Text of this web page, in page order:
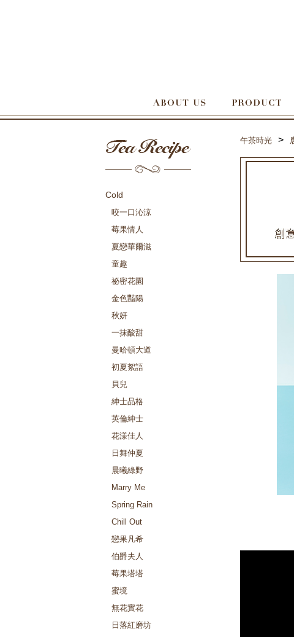
Cold
咬一口沁涼
莓果情人
夏戀華爾滋
童趣
祕密花園
金色豔陽
秋妍
一抹酸甜
曼哈頓大道
初夏絮語
貝兒
紳士品格
英倫紳士
花漾佳人
日舞仲夏
晨曦綠野
Marry Me
Spring Rain
Chill Out
戀果凡希
伯爵夫人
莓果塔塔
蜜境
無花實花
日落紅磨坊
午茶時光 >